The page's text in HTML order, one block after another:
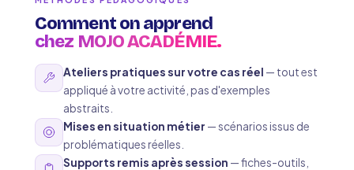
Comment on apprend
chez MOJO ACADÉMIE.
Ateliers pratiques sur votre cas réel — tout est
appliqué à votre activité, pas d'exemples
abstraits.
Mises en situation métier — scénarios issus de
problématiques réelles.
Supports remis après session — fiches-outils,